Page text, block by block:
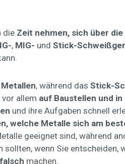
die Zeit nehmen, sich über
, MIG- und Stick-
, während das Stick-
allem auf Baustellen und
und ihre Aufgaben schnell
welche Metalle sich am
geeignet sind, während
wenn Sie
machen.